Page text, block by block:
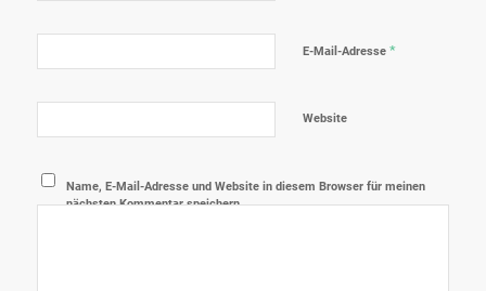
E-Mail-Adresse *
Website
Name, E-Mail-Adresse und Website in diesem Browser für meinen
nächsten Kommentar speichern.